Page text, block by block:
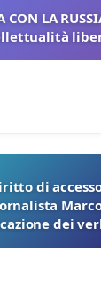
CON LA
di
dei